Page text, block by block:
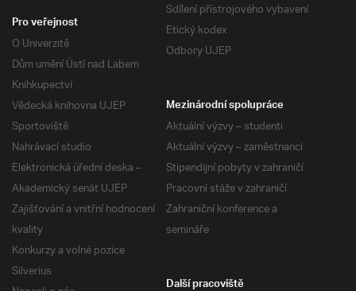
Sdílení přístrojového vybavení
Etický kodex
Odbory UJEP
Pro veřejnost
O Univerzitě
Dům umění Ústí nad Labem
Knihkupectví
Vědecká knihovna UJEP
Sportoviště
Nahrávací studio
Elektronická úřední deska –
Akademický senát UJEP
Zajišťování a vnitřní hodnocení
kvality
Konkurzy a volné pozice
Silverius
Mezinárodní spolupráce
Aktuální výzvy – studenti
Aktuální výzvy – zaměstnanci
Stipendijní pobyty v zahraničí
Pracovní stáže v zahraničí
Zahraniční konference a
semináře
Další pracoviště